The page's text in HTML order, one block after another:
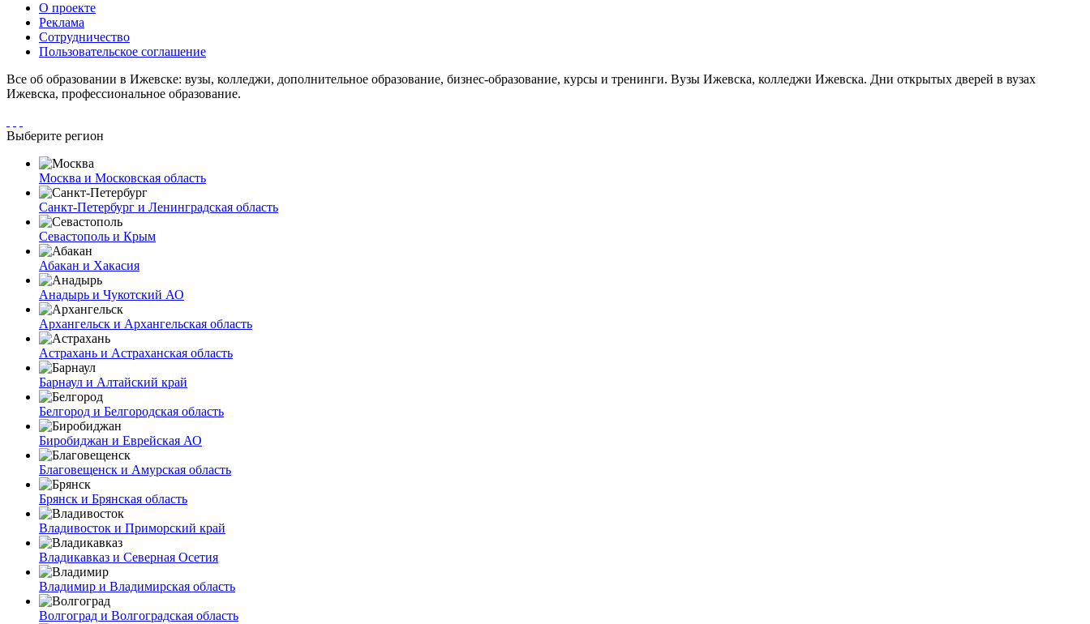
О проекте
Реклама
Сотрудничество
Пользовательское соглашение
Все об образовании в Ижевске: вузы, колледжи, дополнительное образование, бизнес-образование, курсы и тренинги. Вузы Ижевска, колледжи Ижевска. Дни открытых дверей в вузах
Ижевска, профессиональное образование.
Выберите регион
Москва и Московская область
Санкт-Петербург и Ленинградская область
Севастополь и Крым
Абакан и Хакасия
Анадырь и Чукотский АО
Архангельск и Архангельская область
Астрахань и Астраханская область
Барнаул и Алтайский край
Белгород и Белгородская область
Биробиджан и Еврейская АО
Благовещенск и Амурская область
Брянск и Брянская область
Владивосток и Приморский край
Владикавказ и Северная Осетия
Владимир и Владимирская область
Волгоград и Волгоградская область